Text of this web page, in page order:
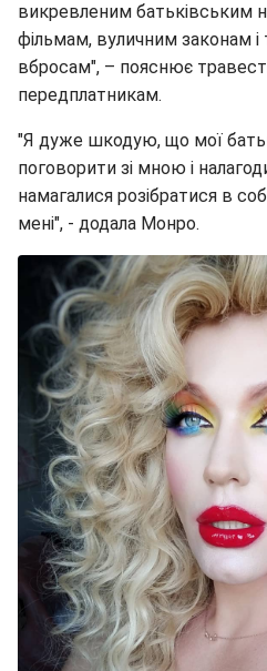
викревленим батьківським
фільмам, вуличним законам і
вбросам", – пояснює
передплатникам.
"Я дуже шкодую, що мої
поговорити зі мною і
намагалися розібратися в
мені", - додала Монро.